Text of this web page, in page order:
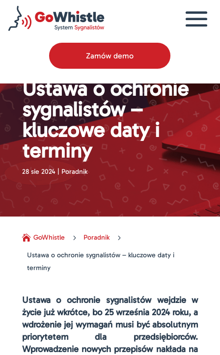
Zamów demo
Ustawa o ochronie
sygnalistów –
kluczowe daty i
terminy
28 sie 2024| Poradnik
 GoWhistle 5 Poradnik 5
Ustawa o ochronie sygnalistów – kluczowe daty i
terminy
Ustawa o ochronie sygnalistów wejdzie w
życie już wkrótce, bo 25 września 2024 roku, a
wdrożenie jej wymagań musi być absolutnym
priorytetem dla przedsiębiorców.
Wprowadzenie nowych przepisów nakłada na